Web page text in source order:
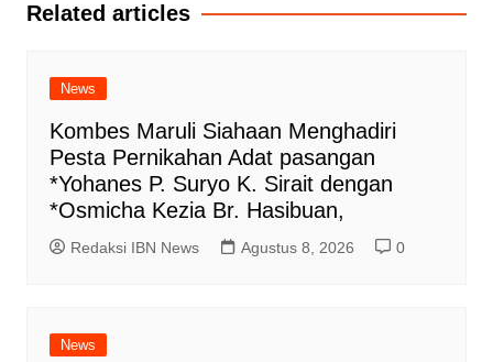
Related articles
News
Kombes Maruli Siahaan Menghadiri
Pesta Pernikahan Adat pasangan
*Yohanes P. Suryo K. Sirait dengan
*Osmicha Kezia Br. Hasibuan,
Redaksi IBN News Agustus 8, 2026 0
News